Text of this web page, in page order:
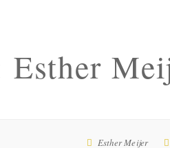
Esther
Esther Meijer